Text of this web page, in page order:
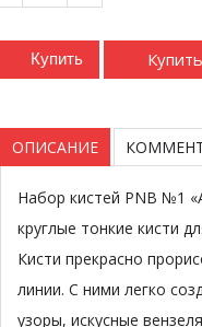
Купить
ОПИСАНИЕ
Набор кистей PNB №1
круглые тонкие кисти
Кисти прекрасно
линии. С ними легко
узоры, искусные